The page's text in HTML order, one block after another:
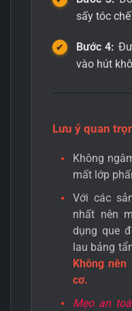
sấy tóc
Bước 4:
vào hút
Lưu ý quan
Không
mất lớp
Với các
nhất nên
dụng que
lau bảng
Không
cơ.
Mẹo an